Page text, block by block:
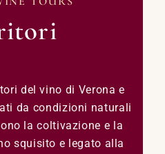
del vino di Verona e
da condizioni naturali
la coltivazione e la
squisito e legato alla